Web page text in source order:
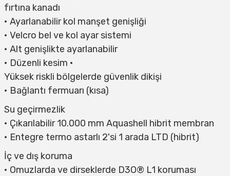
fırtına kanadı
• Ayarlanabilir kol manşet genişliği
• Velcro bel ve kol ayar sistemi
• Alt genişlikte ayarlanabilir
• Düzenli kesim •
Yüksek riskli bölgelerde güvenlik dikişi
• Bağlantı fermuarı (kısa)
Su geçirmezlik
• Çıkarılabilir 10.000 mm Aquashell hibrit membran
• Entegre termo astarlı 2'si 1 arada LTD (hibrit)
İç ve dış koruma
• Omuzlarda ve dirseklerde D3O® L1 koruması